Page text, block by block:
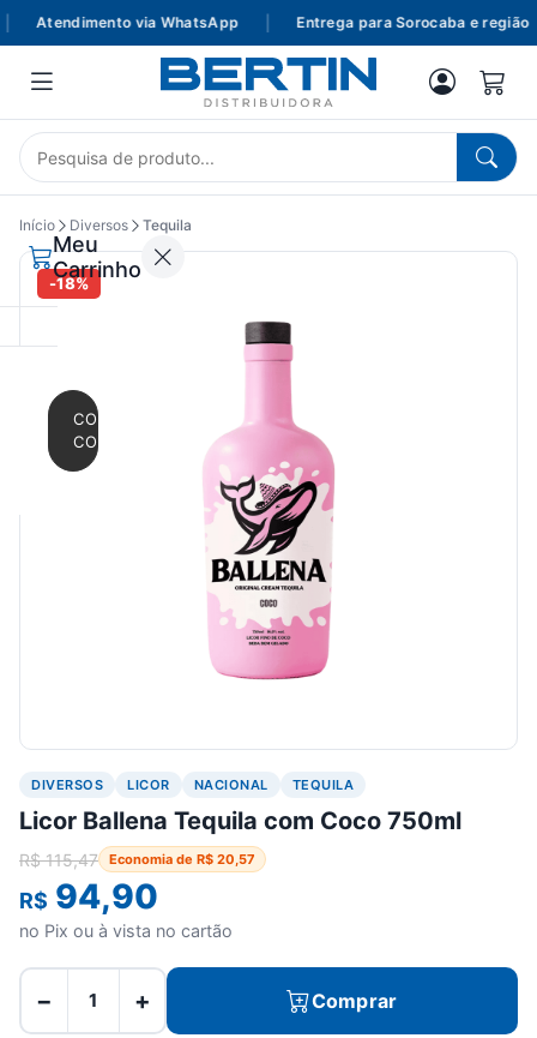
Atendimento via WhatsApp Entrega para Sorocaba e região
Meu
Carrinho
CONTINUAR
COMPRANDO
Início Diversos Tequila
-18%
DIVERSOS LICOR NACIONAL TEQUILA
Licor Ballena Tequila com Coco 750ml
R$115,47 Economia de R$ 20,57
R$ 94,90
no Pix ou à vista no cartão
− + Comprar